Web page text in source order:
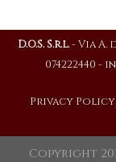
D.O.S. S.r.l.- Via A.
074222440 -
Privacy Policy
Copyright